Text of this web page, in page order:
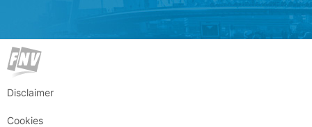
Disclaimer
Cookies